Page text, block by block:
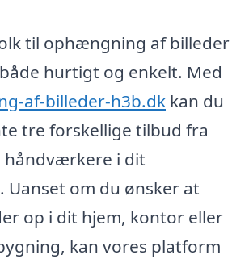
til ophængning af billeder
hurtigt og enkelt. Med
af-billeder-h3b.dk kan du
tre forskellige tilbud fra
håndværkere i dit
Uanset om du ønsker at
op i dit hjem, kontor eller
kan vores platform